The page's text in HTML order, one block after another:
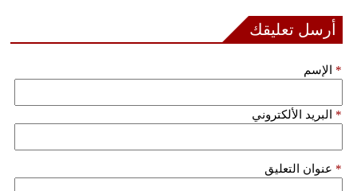
أرسل تعليقك
الإسم *
البريد الألكتروني *
عنوان التعليق *